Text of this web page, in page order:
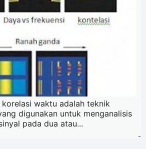
waktu adalah teknik
digunakan untuk menganalisis
pada dua atau...
-